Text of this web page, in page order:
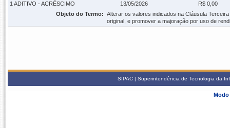
1 ADITIVO - ACRÉSCIMO
13/05/2026
R$ 0,00
Objeto do Termo: Alterar os valores indicados na Cláusula
original, e promover a majoração por uso de
SIPAC | Superintendência de Tecnologia da
Modo